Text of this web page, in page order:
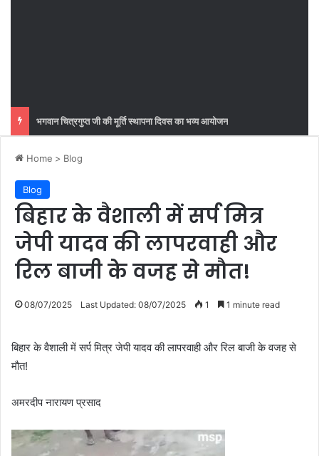
भगवान चित्रगुप्त जी की मूर्ति स्थापना दिवस का भव्य आयोजन
Home > Blog
Blog
बिहार के वैशाली में सर्प मित्र
जेपी यादव की लापरवाही और
रिल बाजी के वजह से मौत!
08/07/2025 Last Updated: 08/07/2025 1 1 minute read
बिहार के वैशाली में सर्प मित्र जेपी यादव की लापरवाही और रिल बाजी के वजह से
मौत!
अमरदीप नारायण प्रसाद